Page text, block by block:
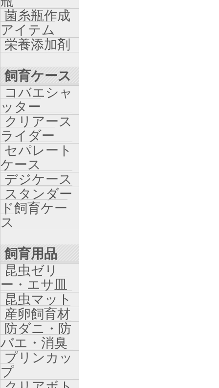
菌糸瓶作成
アイテム
栄養添加剤
飼育ケース
コバエシャ
ッター
クリアース
ライダー
セパレート
ケース
デジケース
スタンダー
ド飼育ケー
ス
飼育用品
昆虫ゼリ
ー・エサ皿
昆虫マット
産卵飼育材
防ダニ・防
バエ・消臭
プリンカッ
プ